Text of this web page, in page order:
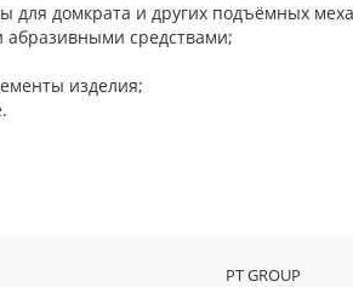
для домкрата и других подъёмных
средствами;
изделия;
PT GROUP